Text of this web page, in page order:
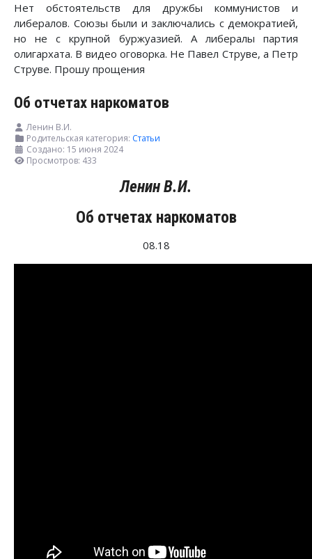
Нет обстоятельств для дружбы коммунистов и
либералов. Союзы были и заключались с демократией,
но не с крупной буржуазией. А либералы партия
олигархата. В видео оговорка. Не Павел Струве, а Петр
Струве. Прошу прощения
Об отчетах наркоматов
Ленин В.И.
Родительская категория: Статьи
Создано: 15 июня 2024
Просмотров: 433
Ленин В.И.
Об отчетах наркоматов
08.18